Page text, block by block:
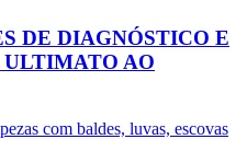
DE DIAGNÓSTICO E
AO